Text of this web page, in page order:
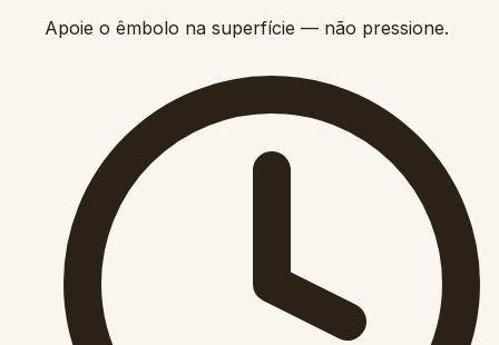
Apoie o êmbolo na superfície — não pressione.